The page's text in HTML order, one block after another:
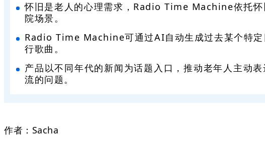
怀旧是老人的心理需求，Radio Time Machine依托怀
院场景。
Radio Time Machine可通过AI自动生成过去某个特定
行歌曲。
产品以不同年代的新闻为话题入口，推动老年人主动
流的问题。
作者： Sacha